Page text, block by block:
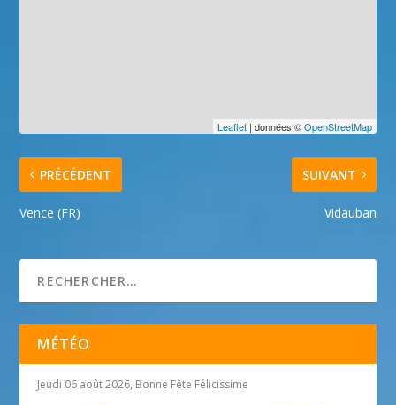
Leaflet| données ©OpenStreetMap
PRÉCÉDENT
Vence (FR)
SUIVANT
Vidauban
MÉTÉO
Jeudi 06 août 2026, Bonne Fête Félicissime